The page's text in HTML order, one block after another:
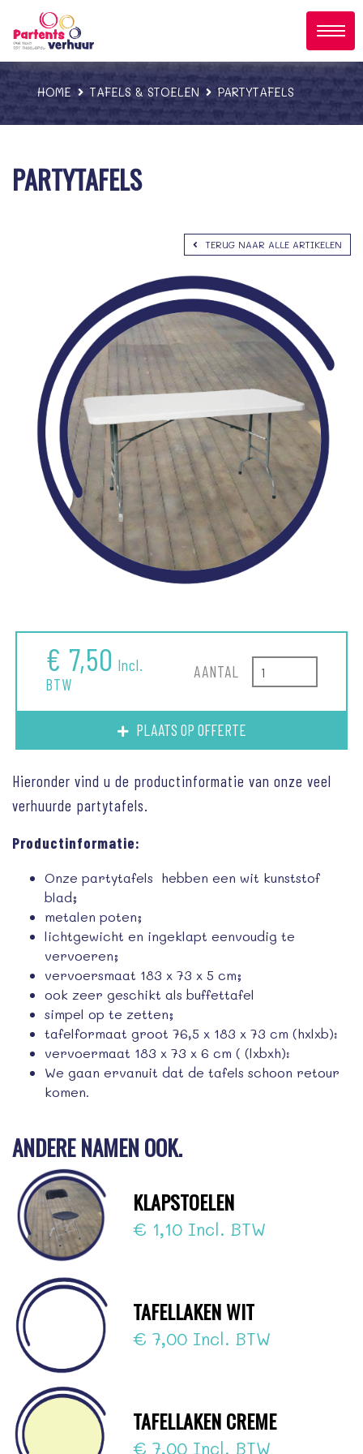
HOME TAFELS & STOELEN PARTYTAFELS
PARTYTAFELS
TERUG NAAR ALLE ARTIKELEN
€ 7,50 Incl.
BTW
AANTAL
PLAATS OP OFFERTE
Hieronder vind u de productinformatie van onze veel
verhuurde partytafels.
Productinformatie:
Onze partytafels hebben een wit kunststof
blad;
metalen poten;
lichtgewicht en ingeklapt eenvoudig te
vervoeren;
vervoersmaat 183 x 73 x 5 cm;
ook zeer geschikt als buffettafel
simpel op te zetten;
tafelformaat groot 76,5 x 183 x 73 cm (hxlxb):
vervoermaat 183 x 73 x 6 cm ( (lxbxh):
We gaan ervanuit dat de tafels schoon retour
komen.
ANDERE NAMEN OOK.
KLAPSTOELEN
€ 1,10 Incl. BTW
TAFELLAKEN WIT
€ 7,00 Incl. BTW
TAFELLAKEN CREME
€ 7,00 Incl. BTW